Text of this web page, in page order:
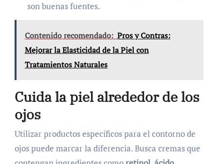
son buenas fuentes.
Contenido recomendado: Pros y Contras:
Mejorar la Elasticidad de la Piel con
Tratamientos Naturales
Cuida la piel alrededor de los
ojos
Utilizar productos específicos para el contorno de
ojos puede marcar la diferencia. Busca cremas que